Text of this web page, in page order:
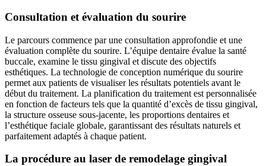
Consultation et évaluation du sourire
Le parcours commence par une consultation approfondie et une
évaluation complète du sourire. L’équipe dentaire évalue la santé
buccale, examine le tissu gingival et discute des objectifs
esthétiques. La technologie de conception numérique du sourire
permet aux patients de visualiser les résultats potentiels avant le
début du traitement. La planification du traitement est personnalisée
en fonction de facteurs tels que la quantité d’excès de tissu gingival,
la structure osseuse sous-jacente, les proportions dentaires et
l’esthétique faciale globale, garantissant des résultats naturels et
parfaitement adaptés à chaque patient.
La procédure au laser de remodelage gingival